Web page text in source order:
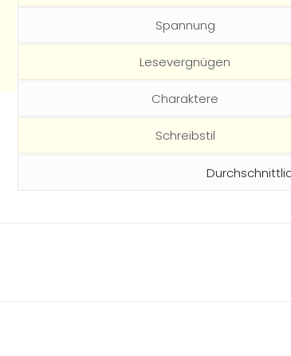
Spannung
Lesevergnügen
Charaktere
Schreibstil